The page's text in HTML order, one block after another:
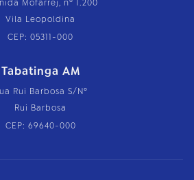
Mofarrej, nº 1.200
Vila Leopoldina
CEP: 05311-000
Tabatinga AM
Rui Barbosa S/Nº
Rui Barbosa
CEP: 69640-000